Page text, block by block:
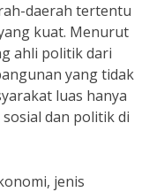
daerah tertentu
kuat. Menurut
ahli politik dari
yang tidak
luas hanya
dan politik di
jenis